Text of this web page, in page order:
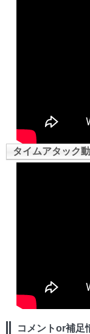
タイムアタック
コメントor補足